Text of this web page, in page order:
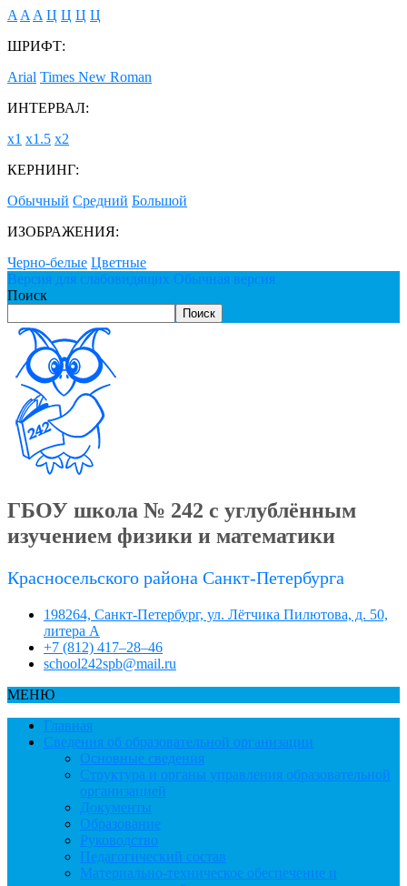
A A A Ц Ц Ц Ц
ШРИФТ:
Arial Times New Roman
ИНТЕРВАЛ:
х1 х1.5 х2
КЕРНИНГ:
Обычный Средний Большой
ИЗОБРАЖЕНИЯ:
Черно-белые Цветные
Версия для слабовидящих Обычная версия
Поиск
Поиск
ГБОУ школа № 242 с углублённым
изучением физики и математики
Красносельского района Санкт-Петербурга
198264, Санкт-Петербург, ул. Лётчика Пилютова, д. 50,
литера А
+7 (812) 417–28–46
school242spb@mail.ru
МЕНЮ
Главная
Сведения об образовательной организации
Основные сведения
Структура и органы управления образовательной
организацией
Документы
Образование
Руководство
Педагогический состав
Материально-техническое обеспечение и